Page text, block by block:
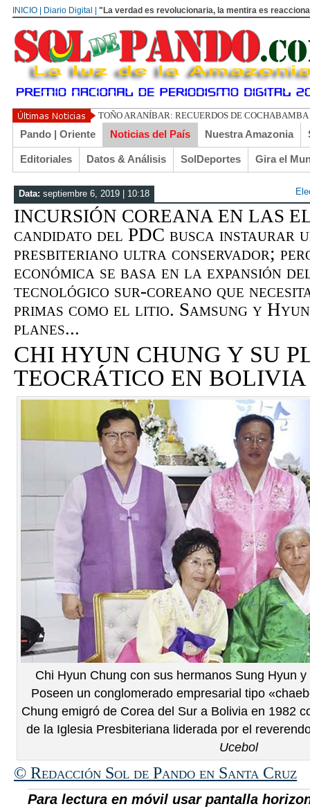
INICIO | Diario Digital | "La verdad es revolucionaria, la mentira es
TOÑO ARANÍBAR: RECUERDOS DE COCHABAMBA
Pando | Oriente Noticias del País Nuestra Amazonia
Editoriales Datos & Análisis SolDeportes Gira el
Data: septiembre 6, 2019 | 10:18
INCURSIÓN COREANA EN LAS
candidato del PDC busca instaurar
presbiteriano ultra conservador;
económica se basa en la expansión
tecnológico sur-coreano que
primas como el litio. Samsung y
planes...
CHI HYUN CHUNG Y SU
TEOCRÁTICO EN BOLIVIA
Chi Hyun Chung con sus hermanos Sung Hyun
Poseen un conglomerado empresarial tipo
Chung emigró de Corea del Sur a Bolivia en 1982
de la Iglesia Presbiteriana liderada por el
Ucebol
© Redacción Sol de Pando en Santa Cruz
Para lectura en móvil usar pantalla